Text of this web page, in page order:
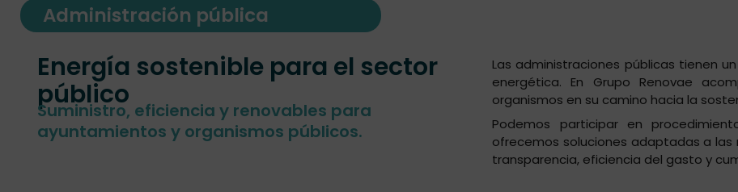
Administración pública
Energía sostenible para el sector
público
Suministro, eficiencia y renovables para
ayuntamientos y organismos públicos.
Las administraciones públicas tienen
energética. En Grupo Renovae
organismos en su camino hacia la
Podemos participar en
ofrecemos soluciones adaptadas a
transparencia, eficiencia del gasto y